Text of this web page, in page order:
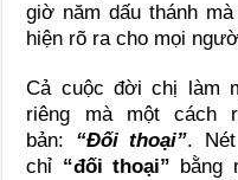
giờ năm dấu thánh
hiện rõ ra cho mọi
Cả cuộc đời chị làm
riêng mà một cách
bản: “Đối thoại”.
chỉ “đối thoại” bằng